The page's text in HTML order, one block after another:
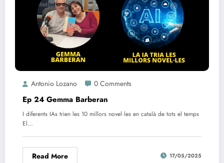
Antonio Lozano 0 Comments
Ep 24 Gemma Barberan
I diferents IAs trien les 10 millors novel·les en català de tots el temps
El…
Read More 17/05/2025